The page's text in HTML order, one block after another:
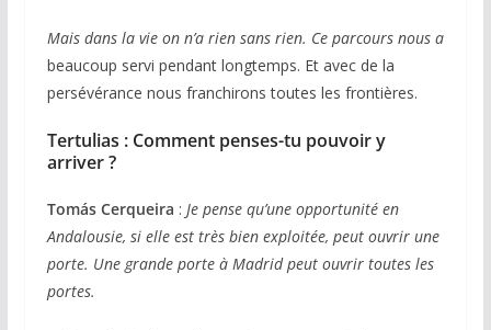
Mais dans la vie on n’a rien sans rien. Ce parcours nous a
beaucoup servi pendant longtemps. Et avec de la
persévérance nous franchirons toutes les frontières.
Tertulias : Comment penses-tu pouvoir y
arriver ?
Tomás Cerqueira : Je pense qu’une opportunité en
Andalousie, si elle est très bien exploitée, peut ouvrir une
porte. Une grande porte à Madrid peut ouvrir toutes les
portes.